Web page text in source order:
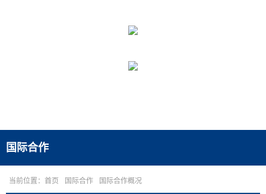
国际合作
当前位置： 首页 国际合作 国际合作概况